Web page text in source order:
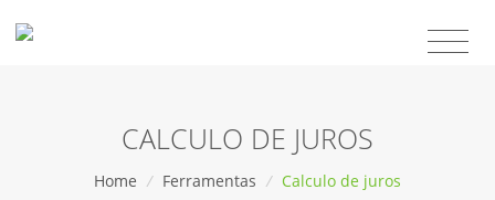
CALCULO DE JUROS
Home / Ferramentas / Calculo de juros